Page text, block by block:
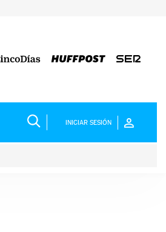
INICIAR SESIÓN